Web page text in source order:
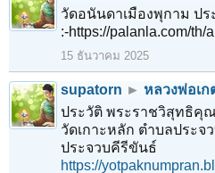
วัดอนันดาเมืองพุกาม ปร
:-https://palanla.com/th/
15 ธันวาคม 2025
supatorn ► หลวงพ่อเก
ประวัติ พระราชวิสุทธิคุ
วัดเกาะหลัก ตำบลประจ
ประจวบคีรีขันธ์
https://